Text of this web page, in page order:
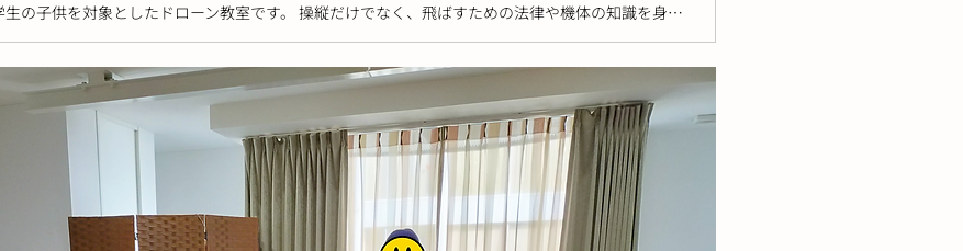
長野市内の小中学生の子供を対象としたドローン教室です。 操縦だけでなく、飛ばすための法律や機体の知識を身につけるコンテンツもあります。 こちらは長野市子どもの体験・学び応援事業である「みらいハッ！ケンプロジェクト」の体験プログラムです。